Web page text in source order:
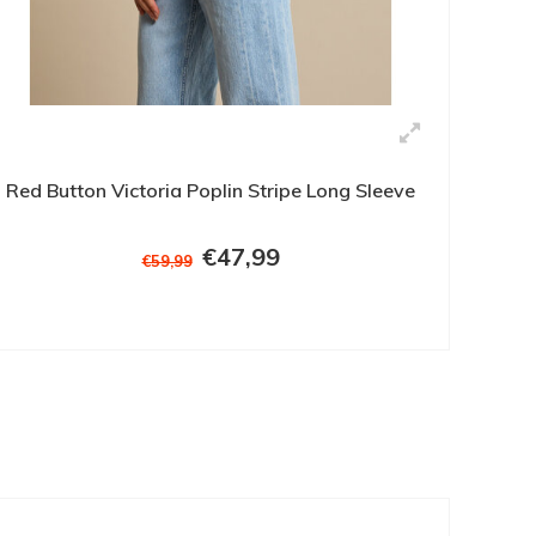
Red Button Victoria Poplin Stripe Long Sleeve
€59,99 €47,99